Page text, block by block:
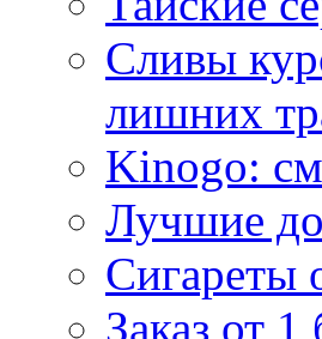
Сливы
лишних
Kinogo:
Лучшие
Сигареты
Заказ от 1